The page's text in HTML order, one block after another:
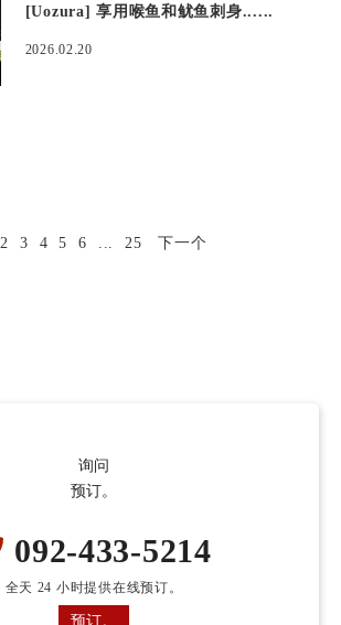
[Uozura] 享用喉鱼和鱿鱼刺身......
2026.02.20
2 3 4 5 6 25 下一个
询问
预订。
092-433-5214
全天 24 小时提供在线预订。
预订。